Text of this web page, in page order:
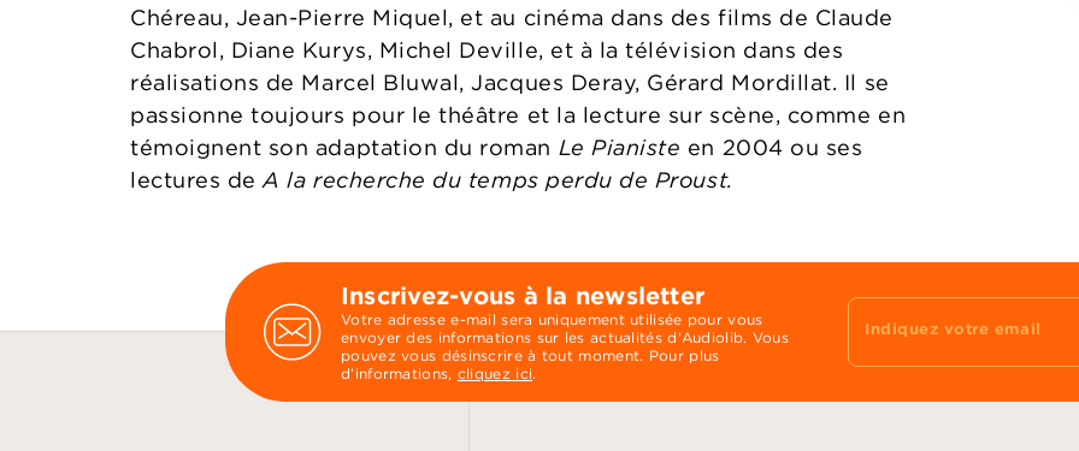
Chéreau, Jean-Pierre Miquel, et au cinéma dans des films de Claude
Chabrol, Diane Kurys, Michel Deville, et à la télévision dans des
réalisations de Marcel Bluwal, Jacques Deray, Gérard Mordillat. Il se
passionne toujours pour le théâtre et la lecture sur scène, comme en
témoignent son adaptation du roman Le Pianiste en 2004 ou ses
lectures deA la recherche du temps perdu de Proust.
Inscrivez-vous à la newsletter
Votre adresse e-mail sera uniquement utilisée pour vous
envoyer des informations sur les actualités d'Audiolib. Vous
pouvez vous désinscrire à tout moment. Pour plus
d’informations, cliquez ici.
Indiquez votre email